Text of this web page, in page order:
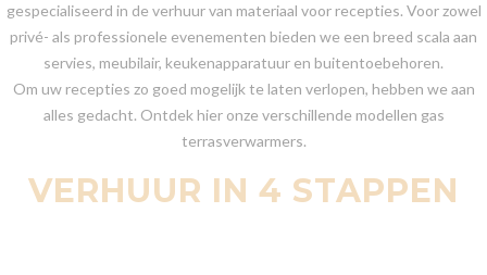
gespecialiseerd in de verhuur van materiaal voor recepties. Voor zowel
privé- als professionele evenementen bieden we een breed scala aan
servies, meubilair, keukenapparatuur en buitentoebehoren.
Om uw recepties zo goed mogelijk te laten verlopen, hebben we aan
alles gedacht. Ontdek hier onze verschillende modellen gas
terrasverwarmers.
VERHUUR IN 4 STAPPEN